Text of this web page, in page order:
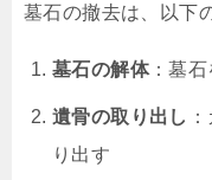
墓石の撤去は、以下
墓石の解体：墓石
遺骨の取り出し
り出す